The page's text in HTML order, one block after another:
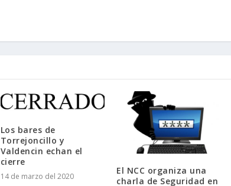
Los bares de
Torrejoncillo y
Valdencin echan el
cierre
14 de marzo del 2020
El NCC organiza una
charla de Seguridad en